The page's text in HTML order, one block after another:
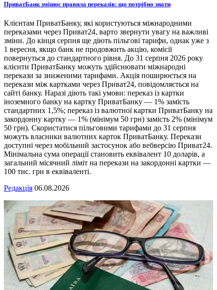
ПриватБанк змінює правила переказів: що потрібно знати
Клієнтам ПриватБанку, які користуються міжнародними
переказами через Приват24, варто звернути увагу на важливі
зміни. До кінця серпня ще діють пільгові тарифи, однак уже з
1 вересня, якщо банк не продовжить акцію, комісії
повернуться до стандартного рівня. До 31 серпня 2026 року
клієнти ПриватБанку можуть здійснювати міжнародні
перекази за зниженими тарифами. Акція поширюється на
перекази між картками через Приват24, повідомляється на
сайті банку. Наразі діють такі умови: переказ із картки
іноземного банку на картку ПриватБанку — 1% замість
стандартних 1,5%; переказ із валютної картки ПриватБанку на
закордонну картку — 1% (мінімум 50 грн) замість 2% (мінімум
50 грн). Скористатися пільговими тарифами до 31 серпня
можуть власники валютних карток ПриватБанку. Перекази
доступні через мобільний застосунок або вебверсію Приват24.
Мінімальна сума операції становить еквівалент 10 доларів, а
загальний місячний ліміт на перекази на закордонні картки —
100 тис. грн в еквіваленті.
Редакція 06.08.2026